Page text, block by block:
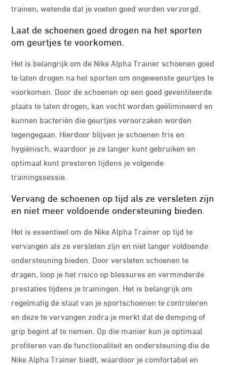
trainen, wetende dat je voeten goed worden verzorgd.
Laat de schoenen goed drogen na het sporten
om geurtjes te voorkomen.
Het is belangrijk om de Nike Alpha Trainer schoenen goed
te laten drogen na het sporten om ongewenste geurtjes te
voorkomen. Door de schoenen op een goed geventileerde
plaats te laten drogen, kan vocht worden geëlimineerd en
kunnen bacteriën die geurtjes veroorzaken worden
tegengegaan. Hierdoor blijven je schoenen fris en
hygiënisch, waardoor je ze langer kunt gebruiken en
optimaal kunt presteren tijdens je volgende
trainingssessie.
Vervang de schoenen op tijd als ze versleten zijn
en niet meer voldoende ondersteuning bieden.
Het is essentieel om de Nike Alpha Trainer op tijd te
vervangen als ze versleten zijn en niet langer voldoende
ondersteuning bieden. Door versleten schoenen te
dragen, loop je het risico op blessures en verminderde
prestaties tijdens je trainingen. Het is belangrijk om
regelmatig de staat van je sportschoenen te controleren
en deze te vervangen zodra je merkt dat de demping of
grip begint af te nemen. Op die manier kun je optimaal
profiteren van de functionaliteit en ondersteuning die de
Nike Alpha Trainer biedt, waardoor je comfortabel en